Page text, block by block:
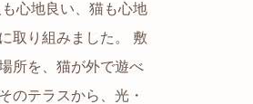
心地良い、猫も心地
取り組みました。 敷
所を、猫が外で遊べ
のテラスから、光・
多いエリアです。 そ
こと、窓の配置を工
入れながらも、カー
いて造った、ワイル